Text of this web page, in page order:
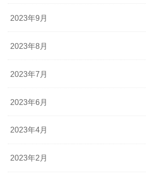
2023年9月
2023年8月
2023年7月
2023年6月
2023年4月
2023年2月